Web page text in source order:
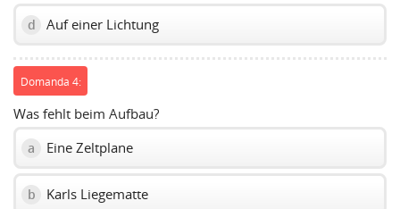
d Auf einer Lichtung
Domanda 4:
Was fehlt beim Aufbau?
a Eine Zeltplane
b Karls Liegematte